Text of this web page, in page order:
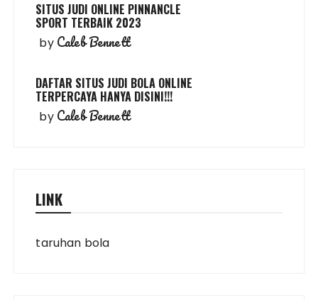
SITUS JUDI ONLINE PINNANCLE
SPORT TERBAIK 2023
by Caleb Bennett
DAFTAR SITUS JUDI BOLA ONLINE
TERPERCAYA HANYA DISINI!!!
by Caleb Bennett
LINK
taruhan bola